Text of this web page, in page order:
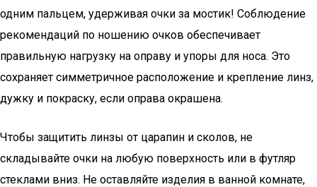
одним пальцем, удерживая очки за мостик! Соблюдение
рекомендаций по ношению очков обеспечивает
правильную нагрузку на оправу и упоры для носа. Это
сохраняет симметричное расположение и крепление линз,
дужку и покраску, если оправа окрашена.
Чтобы защитить линзы от царапин и сколов, не
складывайте очки на любую поверхность или в футляр
стеклами вниз. Не оставляйте изделия в ванной комнате,